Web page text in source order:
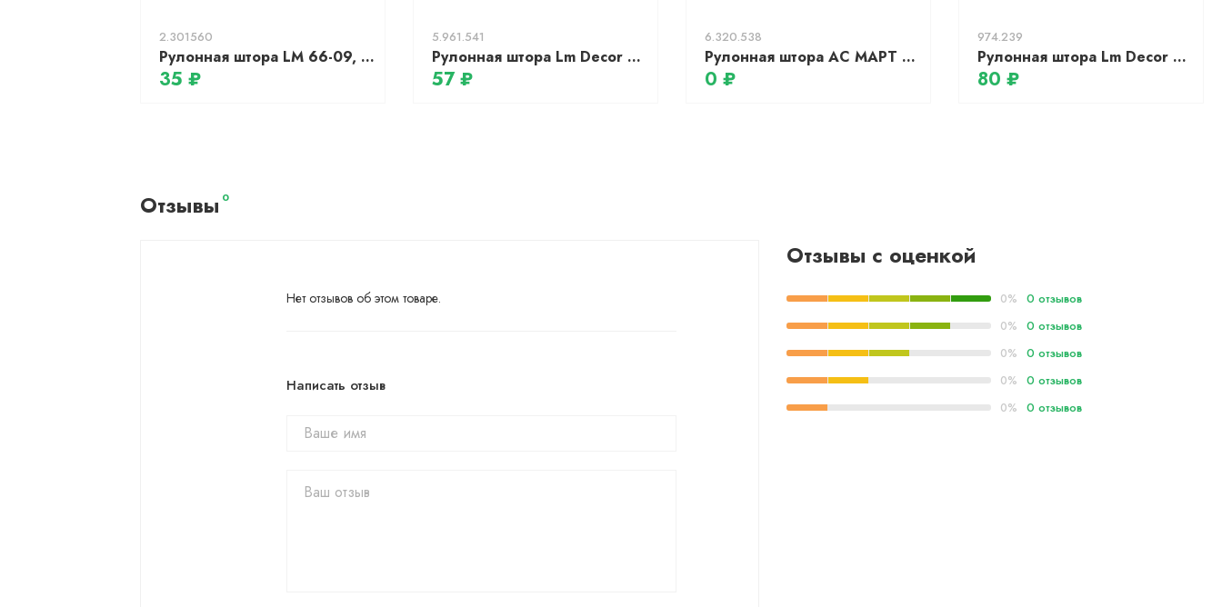
2.301560
Рулонная штора LM 66-09, 57х160см (коричневый)
35 ₽
5.961.541
Рулонная штора Lm Decor Марсель ДН LB 25-05 (57x160)
57 ₽
6.320.538
Рулонная штора АС МАРТ Биаро 140x160 (белый/графит)
0 ₽
974.239
Рулонная штора Lm Decor Фьюжн ДН LB 20-06 (64x215)
80 ₽
Отзывы 0
Нет отзывов об этом товаре.
Написать отзыв
Отзывы с оценкой
0% 0 отзывов
0% 0 отзывов
0% 0 отзывов
0% 0 отзывов
0% 0 отзывов